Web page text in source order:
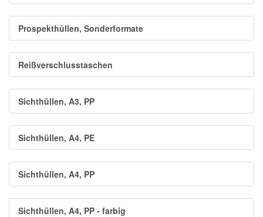
Prospekthüllen, Sonderformate
Reißverschlusstaschen
Sichthüllen, A3, PP
Sichthüllen, A4, PE
Sichthüllen, A4, PP
Sichthüllen, A4, PP - farbig